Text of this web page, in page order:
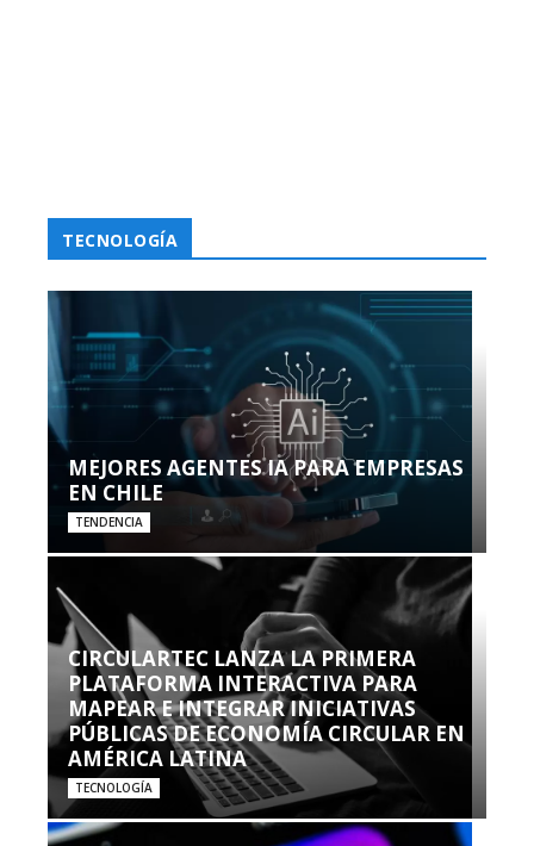
TECNOLOGÍA
MEJORES AGENTES IA PARA EMPRESAS
EN CHILE
TENDENCIA
CIRCULARTEC LANZA LA PRIMERA
PLATAFORMA INTERACTIVA PARA
MAPEAR E INTEGRAR INICIATIVAS
PÚBLICAS DE ECONOMÍA CIRCULAR EN
AMÉRICA LATINA
TECNOLOGÍA